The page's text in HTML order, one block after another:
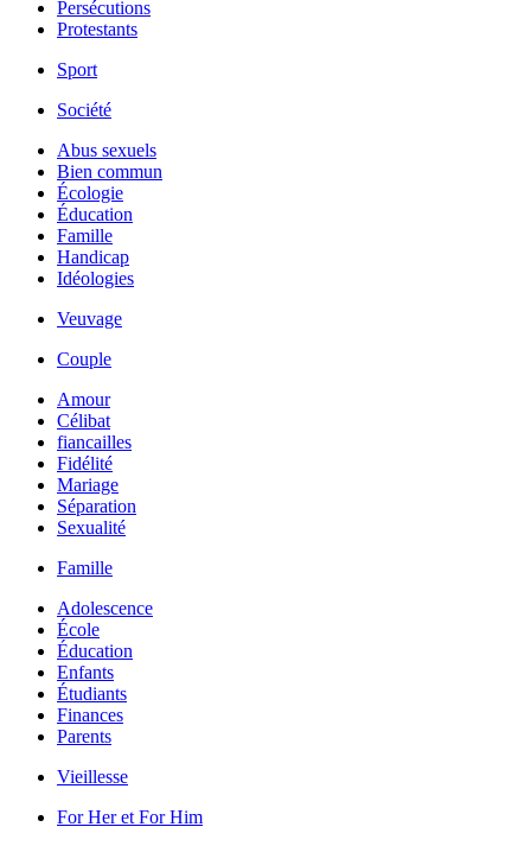
Persécutions
Protestants
Sport
Société
Abus sexuels
Bien commun
Écologie
Éducation
Famille
Handicap
Idéologies
Veuvage
Couple
Amour
Célibat
fiancailles
Fidélité
Mariage
Séparation
Sexualité
Famille
Adolescence
École
Éducation
Enfants
Étudiants
Finances
Parents
Vieillesse
For Her et For Him